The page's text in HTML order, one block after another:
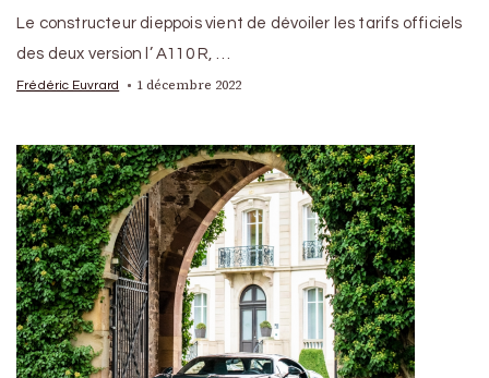
Le constructeur dieppois vient de dévoiler les tarifs officiels
des deux version l’ A110 R, …
Frédéric Euvrard 1 décembre 2022